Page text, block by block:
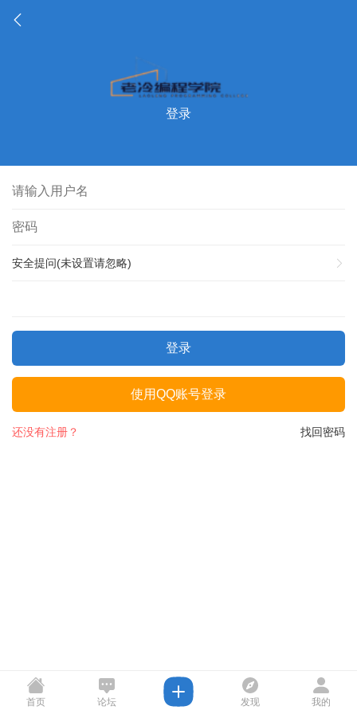
登录
安全提问(未设置请忽略)
登录
使用QQ账号登录
找回密码
还没有注册？
首页 论坛 发现 我的